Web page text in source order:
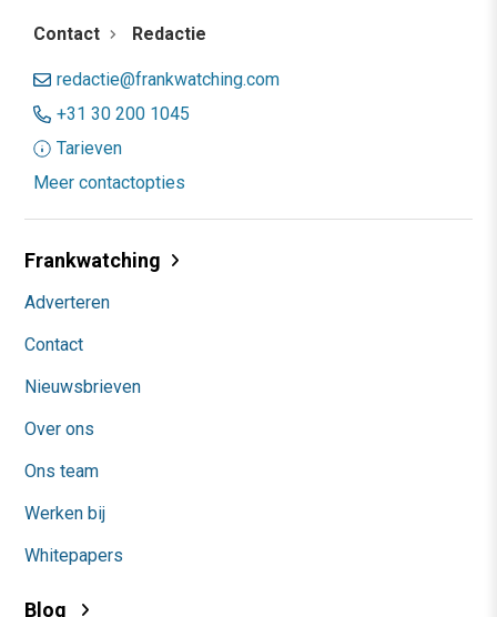
Contact Redactie
redactie@frankwatching.com
+31 30 200 1045
Tarieven
Meer contactopties
Frankwatching
Adverteren
Contact
Nieuwsbrieven
Over ons
Ons team
Werken bij
Whitepapers
Blog